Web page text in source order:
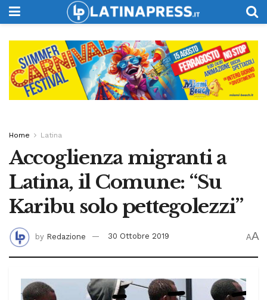
Home Latina
Accoglienza migranti a
Latina, il Comune: “Su
Karibu solo pettegolezzi”
by Redazione 30 Ottobre 2019 AA